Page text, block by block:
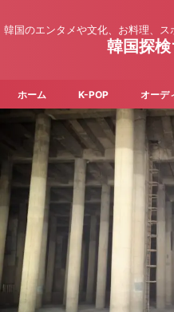
韓国のエンタメや文化、お料理、
韓国探
ホーム K-POP オーデ